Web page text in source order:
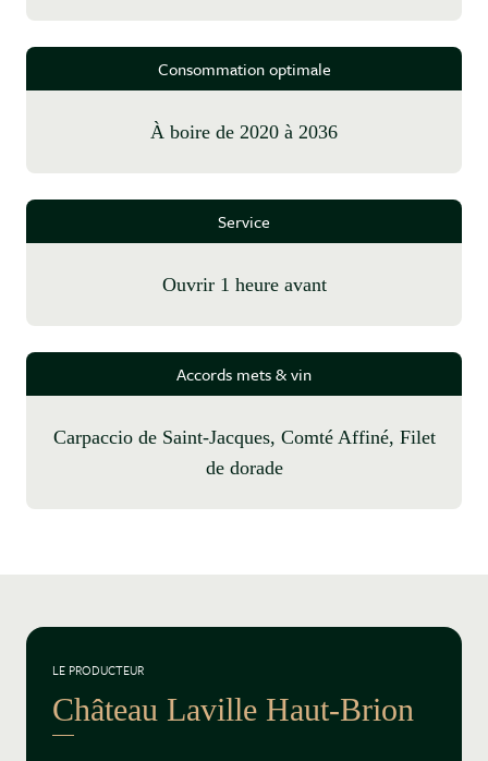
Consommation optimale
à boire de 2020 à 2036
Service
Ouvrir 1 heure avant
Accords mets & vin
Carpaccio de Saint-Jacques, Comté Affiné, Filet
de dorade
LE PRODUCTEUR
Château Laville Haut-Brion